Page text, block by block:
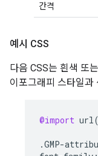
간격
예시 CSS
다음 CSS는 흰색 또
이포그래피 스타일과
@import url (
.GMP-